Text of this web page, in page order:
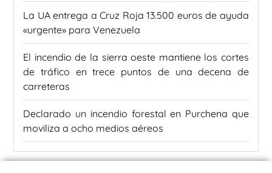
La UA entrega a Cruz Roja 13.500 euros de ayuda
«urgente» para Venezuela
El incendio de la sierra oeste mantiene los cortes
de tráfico en trece puntos de una decena de
carreteras
Declarado un incendio forestal en Purchena que
moviliza a ocho medios aéreos